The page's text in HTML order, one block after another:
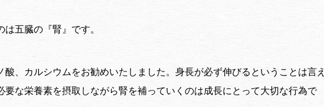
五臓の『腎』です。
酸、カルシウムをお勧めいたしました。身長が必ず伸びるということは言え
要な栄養素を摂取しながら腎を補っていくのは成長にとって大切な行為で